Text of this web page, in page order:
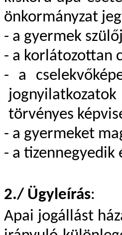
önkormányzat
- a gyermek
- a korlátozottan
- a
törvényes
- a gyermeket
- a
2./ Ügyleírás:
Apai jogállást